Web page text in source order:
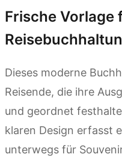
Frische Vorlage
Dieses moderne
Reisende, die ihre
und geordnet
klaren Design erfasst
unterwegs für